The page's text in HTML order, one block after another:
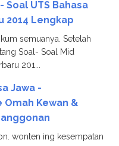
Soal UTS Bahasa
2014 Lengkap
semuanya. Setelah
Soal- Soal Mid
201...
Jawa -
Kewan &
wonten ing kesempatan